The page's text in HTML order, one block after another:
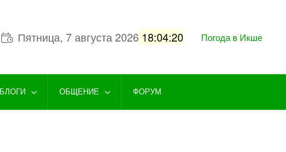
Пятница, 7 августа 2026 18:04:21 Погода в Икше
БЛОГИ ОБЩЕНИЕ ФОРУМ